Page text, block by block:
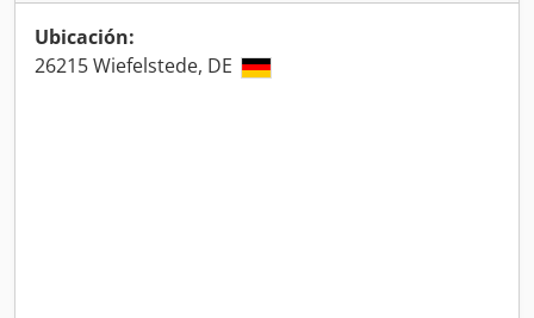
Ubicación:
26215 Wiefelstede, DE